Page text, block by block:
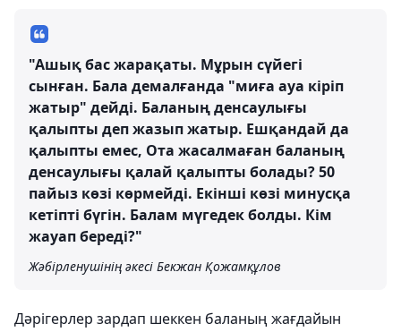
"Ашық бас жарақаты. Мұрын сүйегі
сынған. Бала демалғанда "миға ауа кіріп
жатыр" дейді. Баланың денсаулығы
қалыпты деп жазып жатыр. Ешқандай да
қалыпты емес, Ота жасалмаған баланың
денсаулығы қалай қалыпты болады? 50
пайыз көзі көрмейді. Екінші көзі минусқа
кетіпті бүгін. Балам мүгедек болды. Кім
жауап береді?"
Жәбірленушінің әкесі Бекжан Қожамқұлов
Дәрігерлер зардап шеккен баланың жағдайын